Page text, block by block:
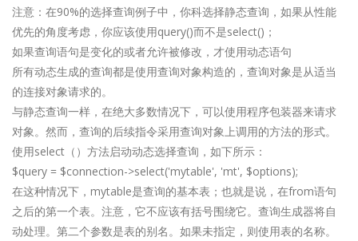
注意：在90%的选择查询例子中，你科选择静态查询，如果从性能
优先的角度考虑，你应该使用query()而不是select()；
如果查询语句是变化的或者允许被修改，才使用动态语句
所有动态生成的查询都是使用查询对象构造的，查询对象是从适当
的连接对象请求的。
与静态查询一样，在绝大多数情况下，可以使用程序包装器来请求
对象。然而，查询的后续指令采用查询对象上调用的方法的形式。
使用select（）方法启动动态选择查询，如下所示：
$query = $connection->select('mytable', 'mt', $options);
在这种情况下，mytable是查询的基本表；也就是说，在from语句
之后的第一个表。注意，它不应该有括号围绕它。查询生成器将自
动处理。第二个参数是表的别名。如果未指定，则使用表的名称。